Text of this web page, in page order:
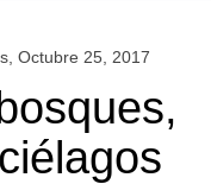
Octubre 25, 2017